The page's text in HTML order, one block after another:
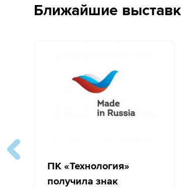
Ближайшие
ПК «Технология»
получила знак